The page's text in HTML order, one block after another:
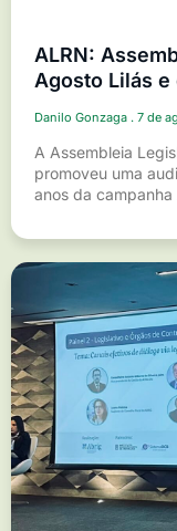
ALRN:
Agosto Lilás
Danilo Gonzaga 7 de
A Assembleia
promoveu uma
anos da